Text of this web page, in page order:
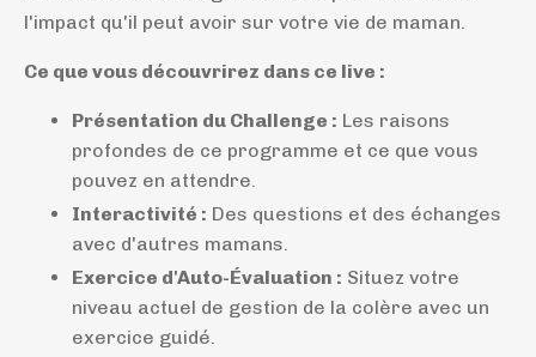
l'impact qu'il peut avoir sur votre vie de maman.
Ce que vous découvrirez dans ce live :
Présentation du Challenge : Les raisons
profondes de ce programme et ce que vous
pouvez en attendre.
Interactivité : Des questions et des échanges
avec d'autres mamans.
Exercice d'Auto-Évaluation : Situez votre
niveau actuel de gestion de la colère avec un
exercice guidé.